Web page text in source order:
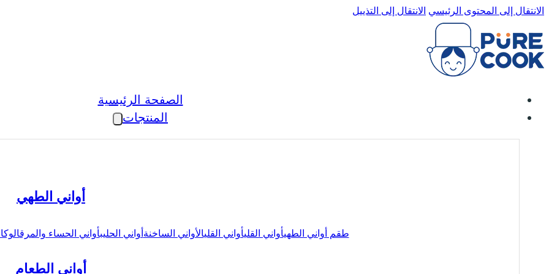
الانتقال إلى المحتوى الرئيسي الانتقال إلى التذييل
الصفحة الرئيسية
المنتجات
أواني الطهي
طقم أواني الطهيأواني القليأواني القليالأواني الساخنة أواني الحليبأواني الحساء والمرق
أواني الطعام